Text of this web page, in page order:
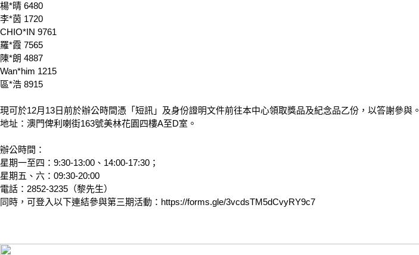
楊*晴 6480
李*茵 1720
CHIO*IN 9761
羅*霞 7565
陳*朗 4887
Wan*him 1215
區*浩 8915
現可於12月13日前於辦公時間憑「短訊」及身份證明文件前往本中心領取獎品及紀念品乙份，以答謝參與。
地址：澳門俾利喇街163號美林花園四樓A至D室。
辦公時間：
星期一至四：9:30-13:00、14:00-17:30；
星期五、六：09:30-20:00
電話：2852-3235（黎先生）
同時，可登入以下連結參與第三期活動：https://forms.gle/3vcdsTM5dCvyRY9c7